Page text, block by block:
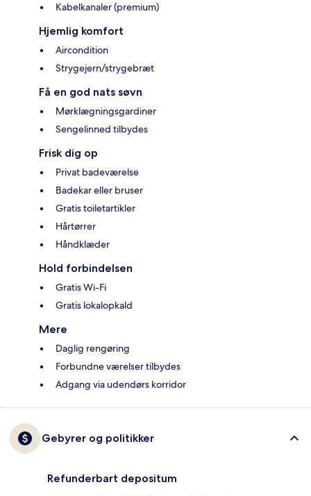
Kabelkanaler (premium)
Hjemlig komfort
Aircondition
Strygejern/strygebræt
Få en god nats søvn
Mørklægningsgardiner
Sengelinned tilbydes
Frisk dig op
Privat badeværelse
Badekar eller bruser
Gratis toiletartikler
Hårtørrer
Håndklæder
Hold forbindelsen
Gratis Wi-Fi
Gratis lokalopkald
Mere
Daglig rengøring
Forbundne værelser tilbydes
Adgang via udendørs korridor
Gebyrer og politikker
Refunderbart depositum